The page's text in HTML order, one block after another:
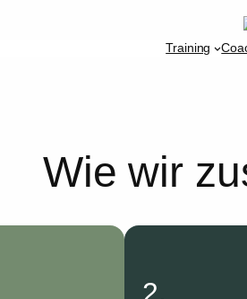
Training
Wie wir